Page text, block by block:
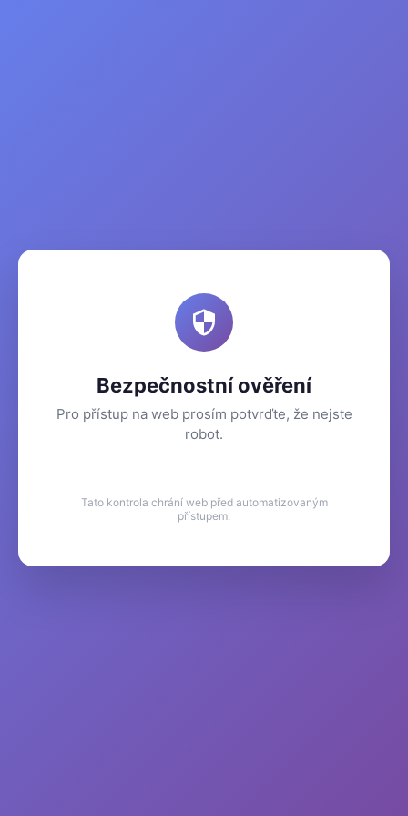
Bezpečnostní ověření
Pro přístup na web prosím potvrďte, že nejste
robot.
Tato kontrola chrání web před automatizovaným
přístupem.